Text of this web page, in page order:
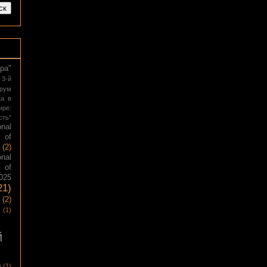
3-й
в
(2)
(2)
(1)